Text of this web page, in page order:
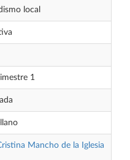
local
1
Mancho de la Iglesia